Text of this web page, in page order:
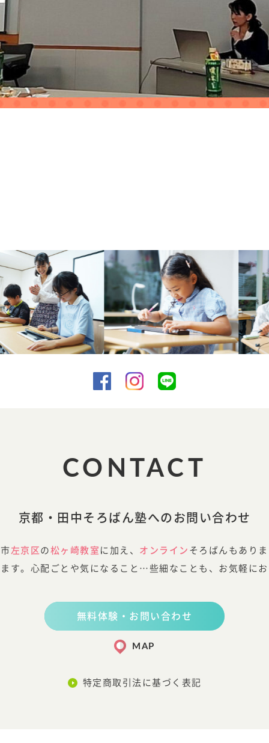
CONTACT
京都・田中そろばん塾へのお問い合わせ
左京区 の 松ヶ崎教室 に加え、 オンライン そろばんもあり
す。心配ごとや気になること…些細なことも、お気軽に
無料体験・お問い合わせ
MAP
特定商取引法に基づく表記